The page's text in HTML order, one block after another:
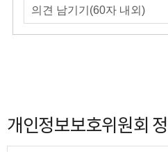
개인정보보호위원회